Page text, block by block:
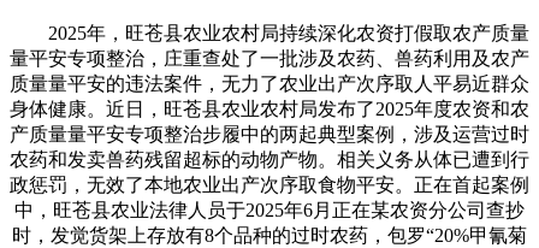
2025年，旺苍县农业农村局持续深化农资打假取农产质量
量平安专项整治，庄重查处了一批涉及农药、兽药利用及农产
质量量平安的违法案件，无力了农业出产次序取人平易近群众
身体健康。近日，旺苍县农业农村局发布了2025年度农资和农
产质量量平安专项整治步履中的两起典型案例，涉及运营过时
农药和发卖兽药残留超标的动物产物。相关义务从体已遭到行
政惩罚，无效了本地农业出产次序取食物平安。正在首起案例
中，旺苍县农业法律人员于2025年6月正在某农资分公司查抄
时，发觉货架上存放有8个品种的过时农药，包罗“20%甲氰菊